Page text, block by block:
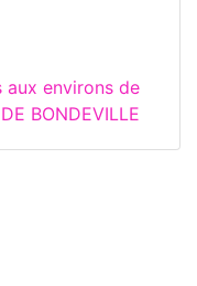
aux environs de
BONDEVILLE